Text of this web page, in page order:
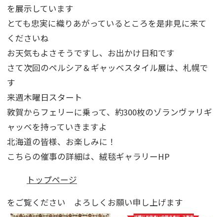
を展示しています
とても忠実に織りあがっているところを是非見に来て
くださいね
お天気もよさそうですし、お出かけ日和です
さて次回のペルシア＆ギャッベスタイル展は、札幌で
す
来週木曜日スタート
敦賀からフェリーに乗って、約300枚のゾランヴァリギ
ャッベを持っていきますよ
北海道の皆様、お楽しみに！
こちらの催事の詳細は、絨毯ギャラリーHP
トップページ
をご覧ください よろしくお願い申し上げます